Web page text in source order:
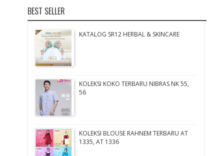
BEST SELLER
KATALOG SR12 HERBAL & SKINCARE
KOLEKSI KOKO TERBARU NIBRAS NK 55,
56
KOLEKSI BLOUSE RAHNEM TERBARU AT
1335, AT 1336